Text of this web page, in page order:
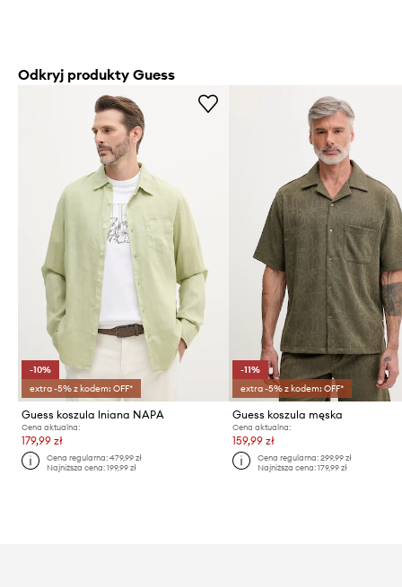
Odkryj produkty Guess
-10%
extra -5% z kodem: OFF*
Guess koszula lniana NAPA
Cena aktualna:
179,99 zł
Cena regularna:479,99 zł
Najniższa cena:199,99 zł
-11%
extra -5% z kodem: OFF*
Guess koszula męska
Cena aktualna:
159,99 zł
Cena regularna: 299,99 zł
Najniższa cena: 179,99 zł